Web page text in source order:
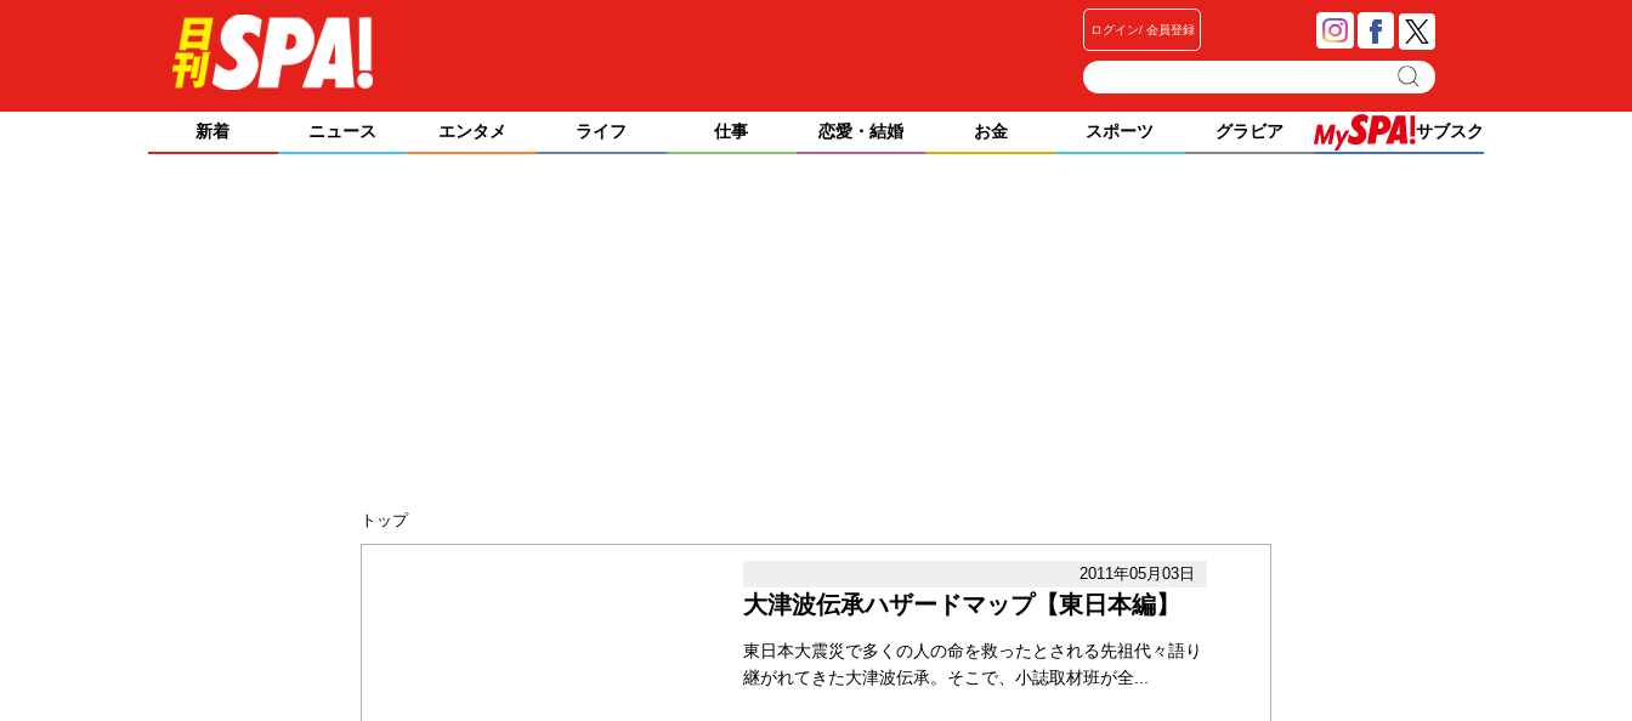
ログイン 会員登録
新着 ニュース エンタメ ライフ 仕事 恋愛・結婚 お金 スポーツ グラビア サブスク
トップ
2011年05月03日
大津波伝承ハザードマップ【東日本編】
東日本大震災で多くの人の命を救ったとされる先祖代々語り
継がれてきた大津波伝承。そこで、小誌取材班が全...